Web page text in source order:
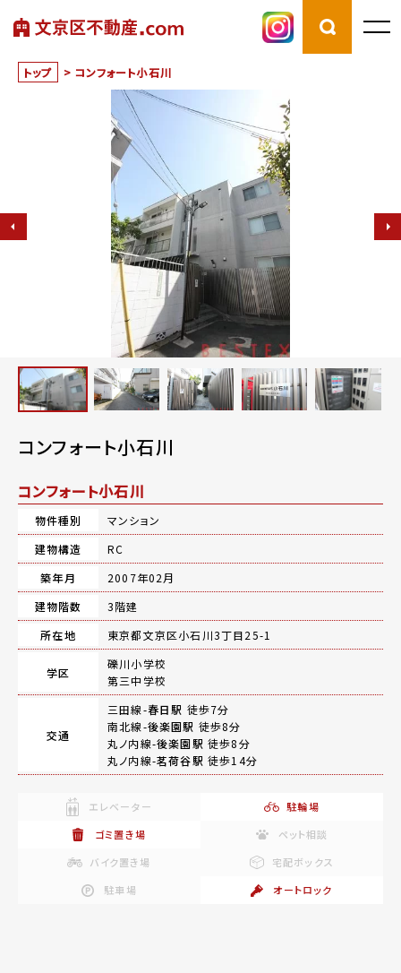
トップ > コンフォート小石川
コンフォート小石川
コンフォート小石川
物件種別
マンション
建物構造
RC
築年月
2007年02月
建物階数
3階建
所在地
東京都文京区小石川3丁目25-1
学区
礫川小学校
第三中学校
交通
三田線-春日駅 徒歩7分
南北線-後楽園駅 徒歩8分
丸ノ内線-後楽園駅 徒歩8分
丸ノ内線-茗荷谷駅 徒歩14分
エレベーター
駐輪場
ゴミ置き場
ペット相談
バイク置き場
宅配ボックス
駐車場
オートロック